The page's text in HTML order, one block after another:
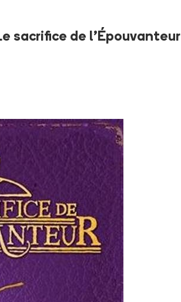
sacrifice de l'Épouvanteur